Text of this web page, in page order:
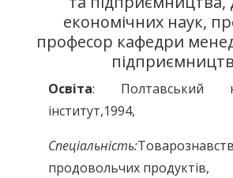
економічних наук,
професор кафедри
Освіта: Полтавський
інститут,1994,
Спеціальність:
продовольчих продуктів,